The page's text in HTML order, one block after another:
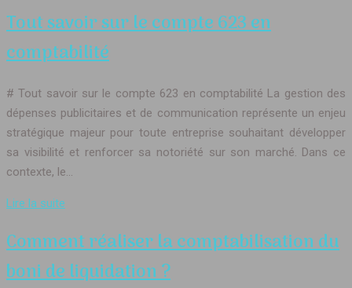
Tout savoir sur le compte 623 en
comptabilité
# Tout savoir sur le compte 623 en comptabilité La gestion des
dépenses publicitaires et de communication représente un enjeu
stratégique majeur pour toute entreprise souhaitant développer
sa visibilité et renforcer sa notoriété sur son marché. Dans ce
contexte, le…
Lire la suite
Comment réaliser la comptabilisation du
boni de liquidation ?